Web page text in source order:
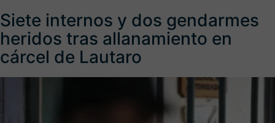
Siete internos y dos gendarmes
heridos tras allanamiento en
cárcel de Lautaro